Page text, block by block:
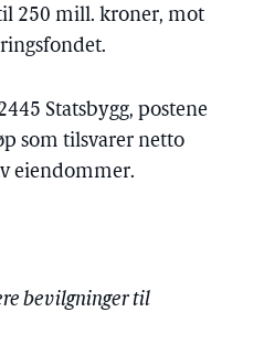
250 mill. kroner, mot
Statsbygg, postene
som tilsvarer netto
eiendommer.
bevilgninger til